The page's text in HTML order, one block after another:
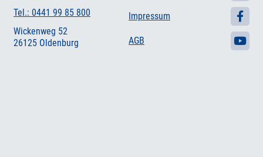
Tel.: 0441 99 85 800
Wickenweg 52
26125 Oldenburg
Impressum
AGB